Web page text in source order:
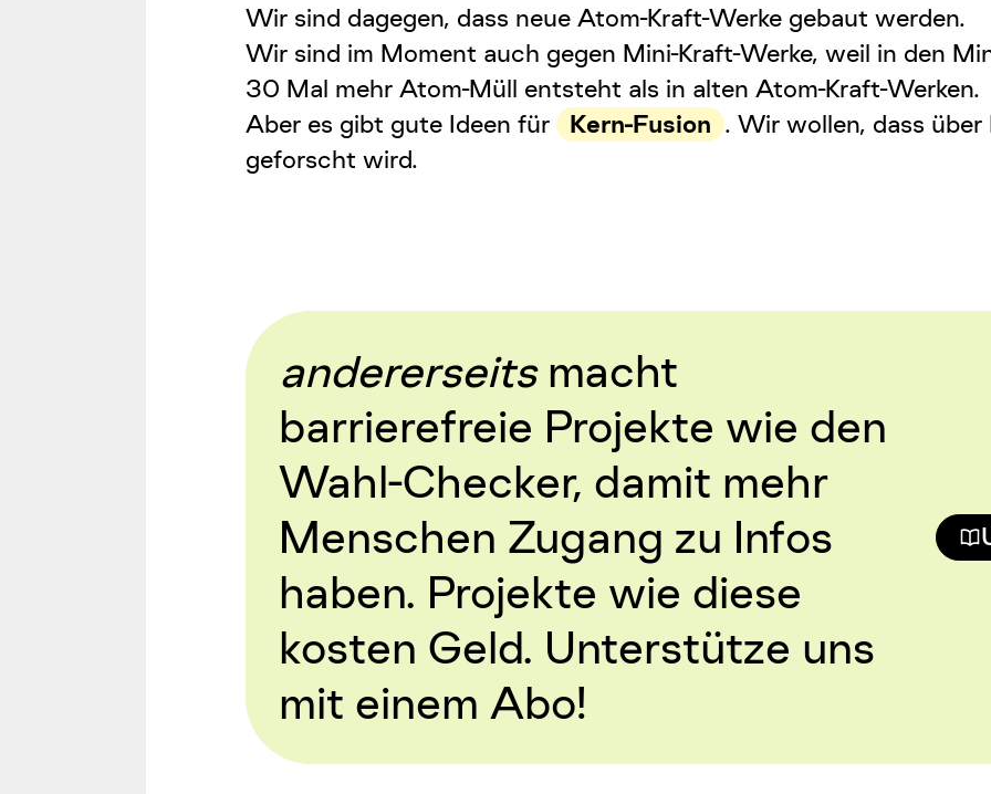
Wir sind dagegen, dass neue Atom-Kraft-Werke gebaut werden.
Wir sind im Moment auch gegen Mini-Kraft-Werke, weil in den
30 Mal mehr Atom-Müll entsteht als in alten Atom-Kraft-Werken.
Aber es gibt gute Ideen für
Kern-Fusion . Wir wollen, dass über
geforscht wird.
andererseitsmacht
barrierefreie Projekte wie den
Wahl-Checker, damit mehr
Menschen Zugang zu Infos
haben. Projekte wie diese
kosten Geld. Unterstütze uns
mit einem Abo!